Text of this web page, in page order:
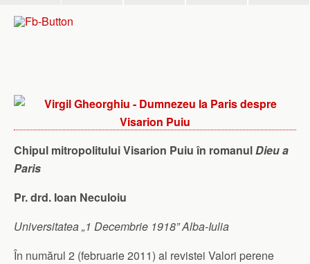
Chipul mitropolitului Visarion Puiu în romanulDieu a
Paris
Pr. drd. Ioan Neculoiu
Universitatea „1 Decembrie 1918” Alba-Iulia
În numărul 2 (februarie 2011) al revistei Valori perene